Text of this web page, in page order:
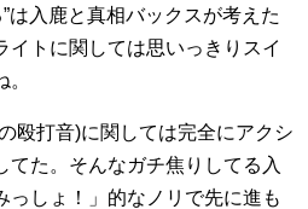
は入鹿と真相バックスが考えた
イトに関しては思いっきりスイ
殴打音)に関しては完全にアクシ
てた。そんなガチ焦りしてる入
っしょ！」的なノリで先に進も